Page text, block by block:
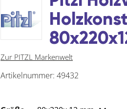
Zur PITZL Markenwelt
Artikelnummer: 49432